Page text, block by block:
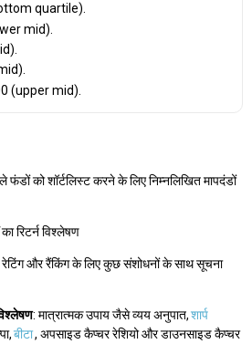
quartile).
mid).
(upper mid).
फंडों को शॉर्टलिस्ट करने के लिए निम्नलिखित मापदंडों
रिटर्न विश्लेषण
रेटिंग और रैंकिंग के लिए कुछ संशोधनों के साथ सूचना
: मात्रात्मक उपाय जैसे व्यय अनुपात,शार्प
बीटा, अपसाइड कैप्चर रेशियो और डाउनसाइड कैप्चर